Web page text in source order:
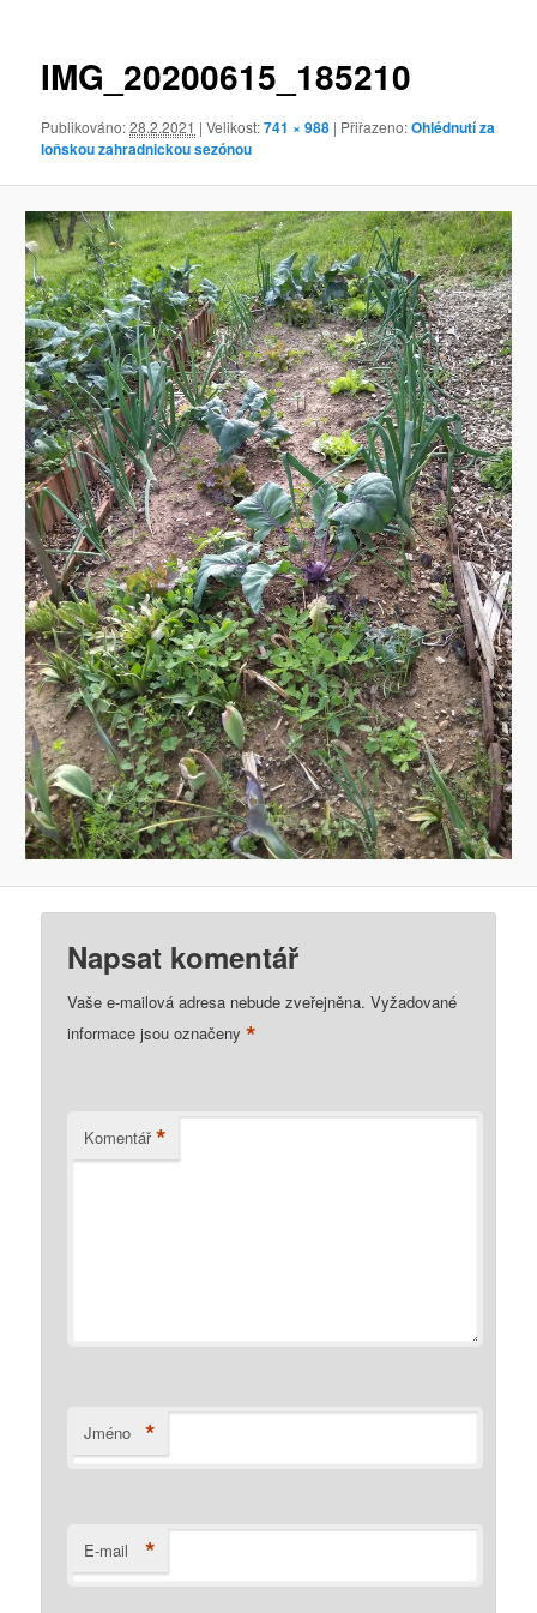
IMG_20200615_185210
Publikováno:28.2.2021 | Velikost:741 × 988 | Přiřazeno:Ohlédnutí za
loňskou zahradnickou sezónou
Napsat komentář
Vaše e-mailová adresa nebude zveřejněna. Vyžadované
informace jsou označeny*
Komentář *
Jméno *
E-mail *